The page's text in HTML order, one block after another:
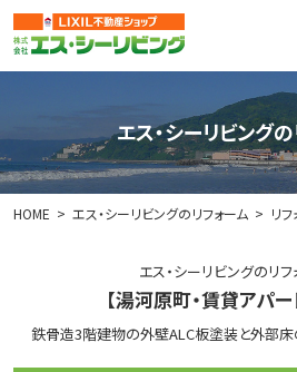
エス・シーリビング
HOME エス・シーリビングのリフォーム リ
エス・シーリビングのリ
【湯河原町・賃貸アパ
鉄骨造3階建物の外壁ALC板塗装と外部床